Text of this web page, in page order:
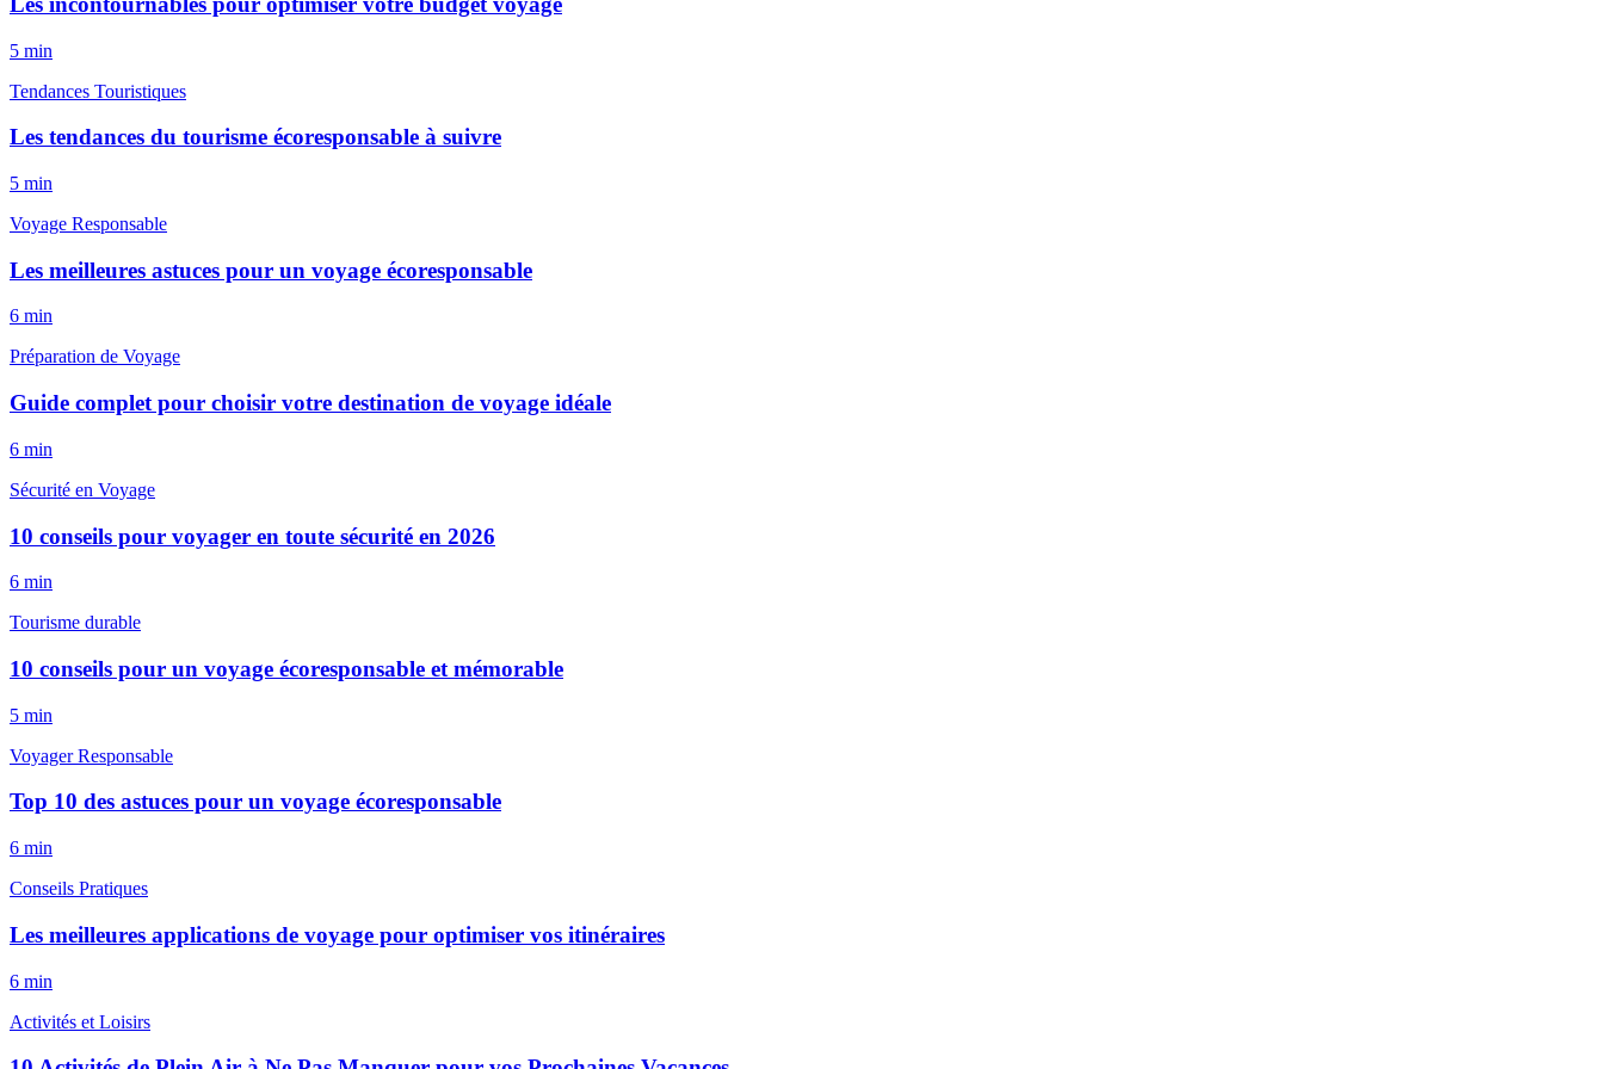
5 min
Tendances Touristiques
Les tendances du tourisme écoresponsable à suivre
5 min
Voyage Responsable
Les meilleures astuces pour un voyage écoresponsable
6 min
Préparation de Voyage
Guide complet pour choisir votre destination de voyage idéale
6 min
Sécurité en Voyage
10 conseils pour voyager en toute sécurité en 2026
6 min
Tourisme durable
10 conseils pour un voyage écoresponsable et mémorable
5 min
Voyager Responsable
Top 10 des astuces pour un voyage écoresponsable
6 min
Conseils Pratiques
Les meilleures applications de voyage pour optimiser vos itinéraires
6 min
Activités et Loisirs